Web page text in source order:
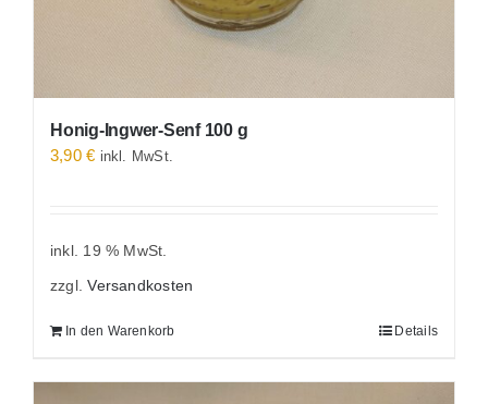
Honig-Ingwer-Senf 100 g
3,90€ inkl. MwSt.
inkl. 19 % MwSt.
zzgl.Versandkosten
In den Warenkorb Details